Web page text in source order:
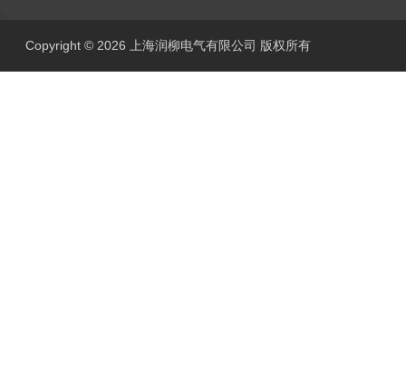
Copyright © 2026 上海润柳电气有限公司 版权所有